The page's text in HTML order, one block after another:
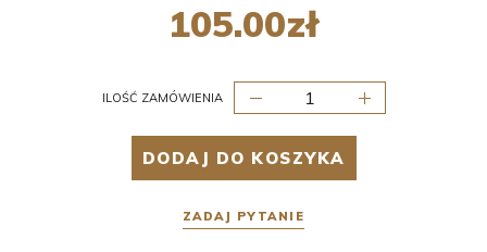
105.00zł
ILOŚĆ ZAMÓWIENIA
DODAJ DO KOSZYKA
ZADAJ PYTANIE